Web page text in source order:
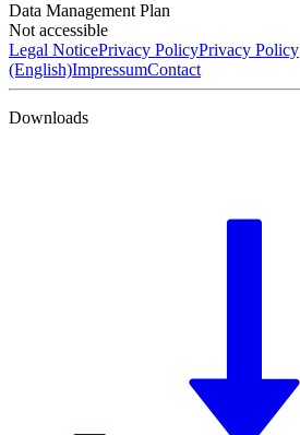
Data Management Plan
Not accessible
Legal NoticePrivacy PolicyPrivacy Policy
(English)ImpressumContact
Downloads